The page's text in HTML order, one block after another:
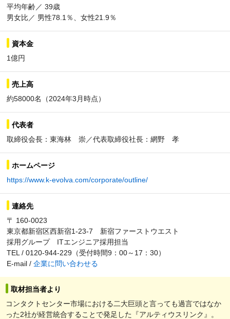
平均年齢／ 39歳
男女比／ 男性78.1％、女性21.9％
資本金
1億円
売上高
約58000名（2024年3月時点）
代表者
取締役会長：東海林 崇／代表取締役社長：網野 孝
ホームページ
https://www.k-evolva.com/corporate/outline/
連絡先
〒 160-0023
東京都新宿区西新宿1-23-7 新宿ファーストウエスト
採用グループ ITエンジニア採用担当
TEL / 0120-944-229（受付時間9：00～17：30）
E-mail / 企業に問い合わせる
取材担当者より
コンタクトセンター市場における二大巨頭と言っても過言ではなか
った2社が経営統合することで発足した『アルティウスリンク』。